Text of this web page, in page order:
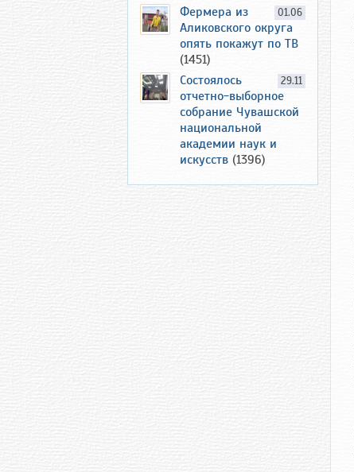
01.06
Фермера из
Аликовского округа
опять покажут по ТВ
(1451)
29.11
Состоялось
отчетно-выборное
собрание Чувашской
национальной
академии наук и
искусств (1396)